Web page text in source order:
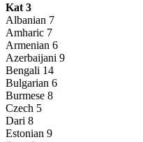
Kat 3
Albanian 7
Amharic 7
Armenian 6
Azerbaijani 9
Bengali 14
Bulgarian 6
Burmese 8
Czech 5
Dari 8
Estonian 9